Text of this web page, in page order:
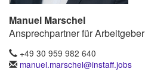
Manuel Marschel
Ansprechpartner für Arbeitgeber
+49 30 959 982 640
manuel.marschel@instaff.jobs